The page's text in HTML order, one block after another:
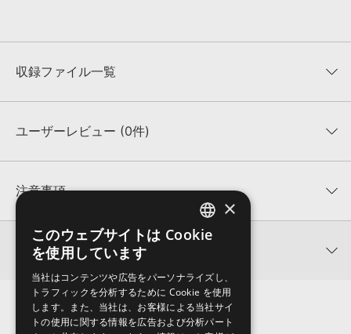
収録ファイル一覧
収録ファイル一覧
ユーザーレビュー (0件)
★★★★★
★5
★4
★3
★2
★1
注意事項
KONTAKTフォーマットについて：
サンプルパック製品の
KONTAKTフォーマットは、製品版KONTAKT（別売）
でお使いいただけます。無償版のKONTAKT PLAYERではお使いい
ただけませんので、ご注意ください。また、「ライブラリ・タブ」
への表示にも対応しておりません。
4GBを超えるデータに関するご注意：FAT32でフォーマットされた
HDDには、1ファイル4GBを超えるデータを格納することができま
関連情報
AUDITORY 製品一覧
ENGLISH
×
このウェブサイトは Cookie
を使用しています
当社はコンテンツや広告をパーソナライズし、
トラフィックを分析するために Cookie を使用
します。また、当社は、お客様による当社サイ
トの使用に関する情報を広告および分析パート